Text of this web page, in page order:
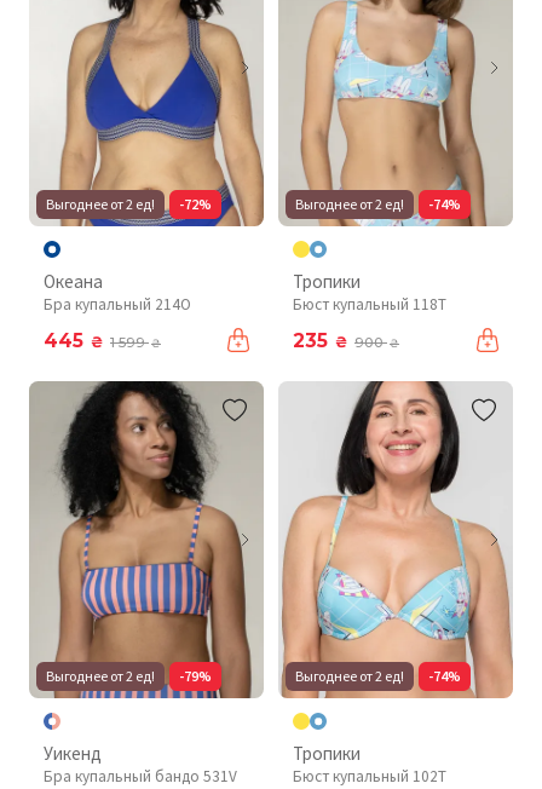
Выгоднее от 2 ед! -72%
Океана
Бра купальный 214O
445 ₴ 1 599₴
Выгоднее от 2 ед! -74%
Тропики
Бюст купальный 118T
235 ₴ 900₴
Выгоднее от 2 ед! -79%
Уикенд
Бра купальный бандо 531V
Выгоднее от 2 ед! -74%
Тропики
Бюст купальный 102T